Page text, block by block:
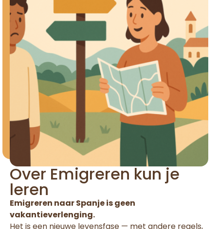
Over Emigreren kun je
leren
Emigreren naar Spanje is geen
vakantieverlenging.
Het is een nieuwe levensfase — met andere regels,